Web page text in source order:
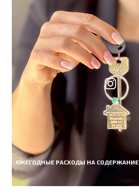
ЕЖЕГОДНЫЕ РАСХОДЫ НА СОДЕРЖАНИЕ